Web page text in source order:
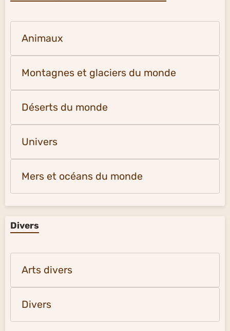
Animaux
Montagnes et glaciers du monde
Déserts du monde
Univers
Mers et océans du monde
Divers
Arts divers
Divers